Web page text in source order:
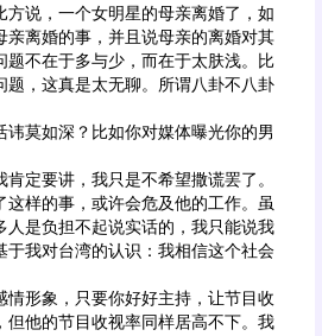
说，一个女明星的母亲离婚了，如
离婚的事，并且说母亲的离婚对其
题不在于多与少，而在于太肤浅。比
，这真是太无聊。所谓八卦不八卦
莫如深？比如你对媒体曝光你的男
定要讲，我只是不希望撒谎罢了。
样的事，或许会危及他的工作。虽
是负担不起说实话的，我只能说我
我对台湾的认识：我相信这个社会
形象，只要你好好主持，让节目收
他的节目收视率同样居高不下。我